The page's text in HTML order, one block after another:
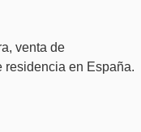
venta de
residencia en España.